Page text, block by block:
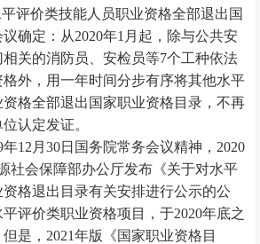
评价类技能人员职业资格全部退出国
确定：从2020年1月起，除与公共安
关的消防员、安检员等7个工种依法
外，用一年时间分步有序将其他水平
格全部退出国家职业资格目录，不再
认定发证。
12月30日国务院常务会议精神，2020
社会保障部办公厅发布《关于对水平
格退出目录有关安排进行公示的公
评价类职业资格项目，于2020年底之
是，2021年版《国家职业资格目